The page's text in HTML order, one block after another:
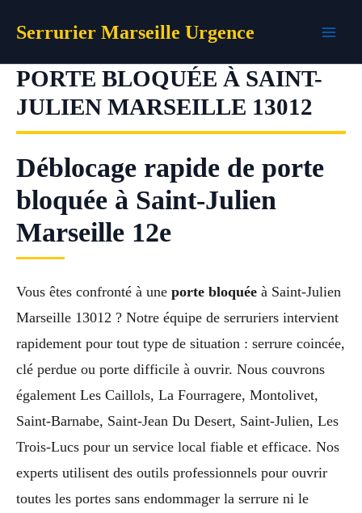
Serrurier Marseille Urgence
PORTE BLOQUÉE À SAINT-
JULIEN MARSEILLE 13012
Déblocage rapide de porte
bloquée à Saint-Julien
Marseille 12e
Vous êtes confronté à une porte bloquée à Saint-Julien
Marseille 13012 ? Notre équipe de serruriers intervient
rapidement pour tout type de situation : serrure coincée,
clé perdue ou porte difficile à ouvrir. Nous couvrons
également Les Caillols, La Fourragere, Montolivet,
Saint-Barnabe, Saint-Jean Du Desert, Saint-Julien, Les
Trois-Lucs pour un service local fiable et efficace. Nos
experts utilisent des outils professionnels pour ouvrir
toutes les portes sans endommager la serrure ni le